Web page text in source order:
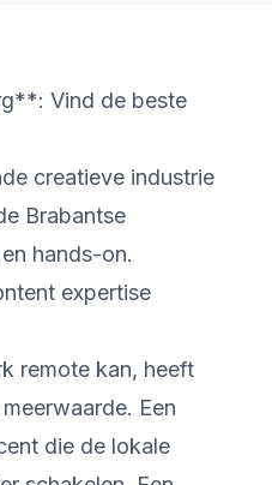
Vind de beste
creatieve industrie
Brabantse
hands-on.
expertise
remote kan, heeft
Een
die de lokale